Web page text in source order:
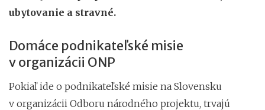
ubytovanie a stravné.
Domáce podnikateľské misie
v organizácii ONP
Pokiaľ ide o podnikateľské misie na Slovensku
v organizácii Odboru národného projektu, trvajú